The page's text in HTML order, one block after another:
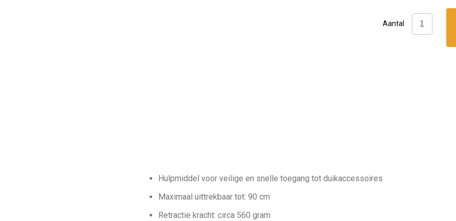
Aantal
Aquatec:
Retractor
Hulpmiddel voor veilige en snelle toegang tot duikaccessoires
Maximaal uittrekbaar tot: 90 cm
Retractie kracht: circa 560 gram